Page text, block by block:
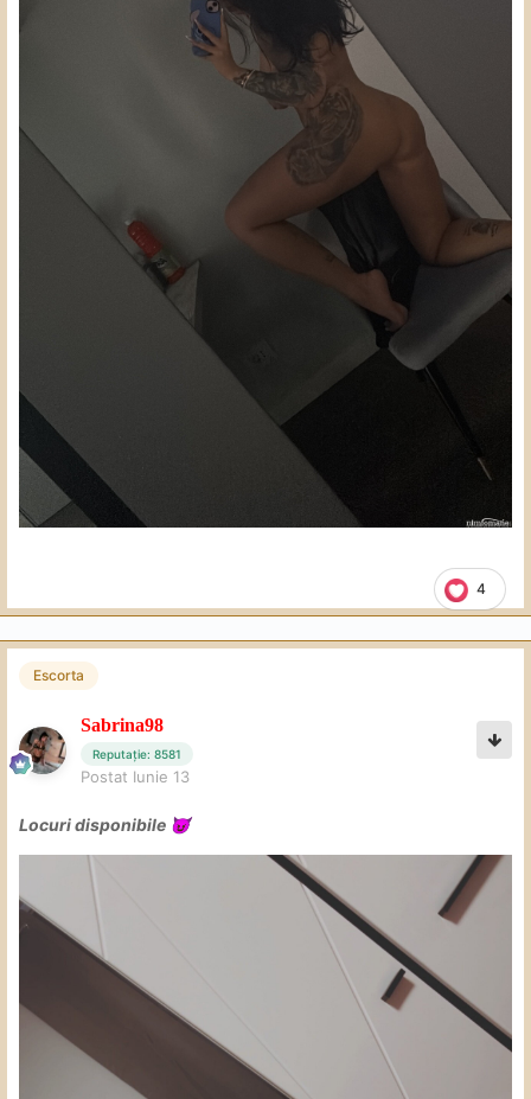
4
Escorta
Sabrina98
Reputație: 8581
Postat Iunie 13
Locuri disponibile 😈